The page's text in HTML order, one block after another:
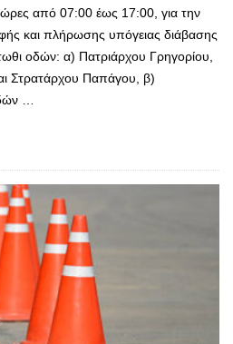
από 07:00 έως 17:00, για την
και πλήρωσης υπόγειας διάβασης
οδών: α) Πατριάρχου Γρηγορίου,
Στρατάρχου Παπάγου, β)
…